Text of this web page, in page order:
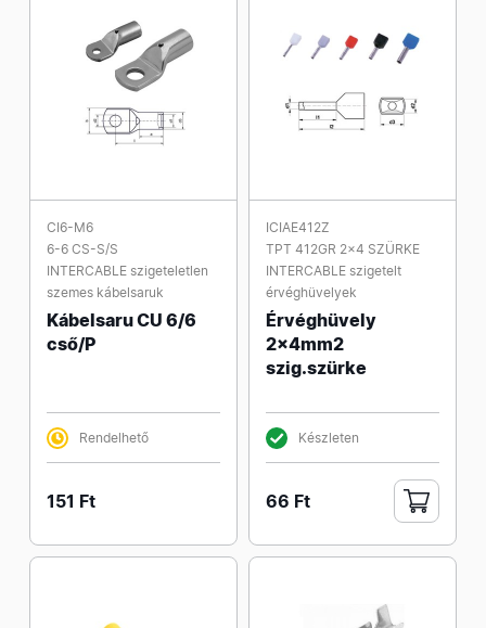
CI6-M6
6-6 CS-S/S
INTERCABLE szigeteletlen
szemes kábelsaruk
Kábelsaru CU 6/6
cső/P
Rendelhető
151 Ft
ICIAE412Z
TPT 412GR 2x4 SZÜRKE
INTERCABLE szigetelt
érvéghüvelyek
Érvéghüvely
2x4mm2
szig.szürke
Készleten
66 Ft